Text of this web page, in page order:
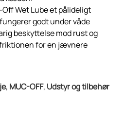
Wet Lube et pålideligt
godt under våde
beskyttelse mod rust og
for en jævnere
, MUC-OFF, Udstyr og tilbehør